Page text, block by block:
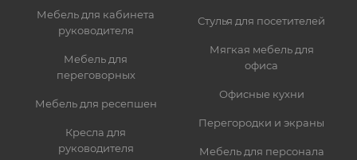
Мебель для кабинета
руководителя
Мебель для
переговорных
Мебель для ресепшен
Кресла для
руководителя
Стулья для посетителей
Мягкая мебель для
офиса
Офисные кухни
Перегородки и экраны
Мебель для персонала